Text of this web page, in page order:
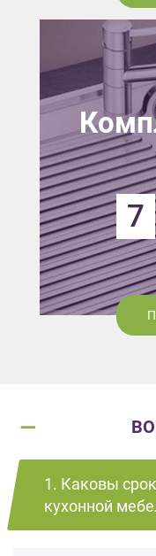
7
1. Каковы
кухонной